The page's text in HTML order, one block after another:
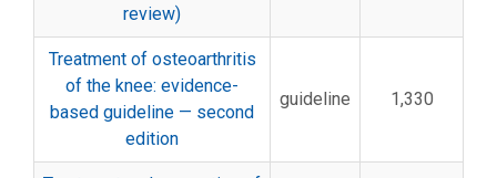
review)
Treatment of osteoarthritis
of the knee: evidence-
based guideline — second
edition
guideline 1,330